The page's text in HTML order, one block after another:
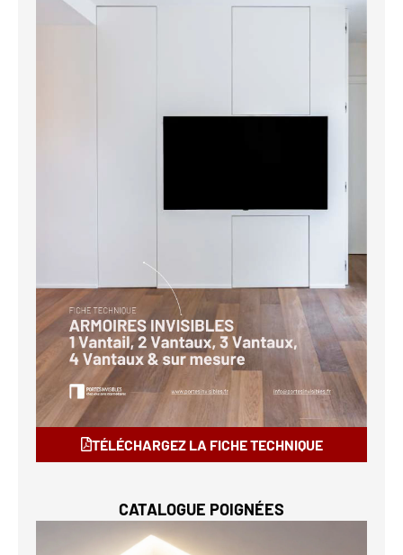
TÉLÉCHARGEZ LA FICHE TECHNIQUE
CATALOGUE POIGNÉES